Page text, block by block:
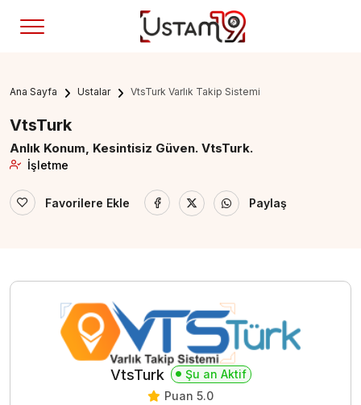
Ana Sayfa Ustalar VtsTurk Varlık Takip Sistemi
VtsTurk
Anlık Konum, Kesintisiz Güven. VtsTurk.
İşletme
Favorilere Ekle Paylaş
VtsTurk
Şu an Aktif
Puan 5.0